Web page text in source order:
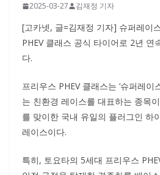
2025-03-27 김재정 기자
[고카넷, 글=김재정 기자] 슈퍼레이
PHEV 클래스 공식 타이어로 2년 연
다.
프리우스 PHEV 클래스는 ‘슈퍼레이
는 친환경 레이스를 대표하는 종목
를 맞이한 국내 유일의 플러그인 하
레이스이다.
특히, 토요타의 5세대 프리우스